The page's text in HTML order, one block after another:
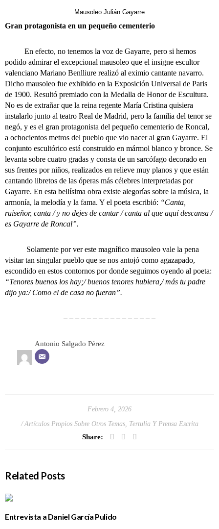
Mausoleo Julián Gayarre
Gran protagonista en un pequeño cementerio
En efecto, no tenemos la voz de Gayarre, pero si hemos
podido admirar el excepcional mausoleo que el insigne escultor
valenciano Mariano Benlliure realizó al eximio cantante navarro.
Dicho mausoleo fue exhibido en la Exposición Universal de Paris
de 1900. Resultó premiado con la Medalla de Honor de Escultura.
No es de extrañar que la reina regente María Cristina quisiera
instalarlo junto al teatro Real de Madrid, pero la familia del tenor se
negó, y es el gran protagonista del pequeño cementerio de Roncal,
a ochocientos metros del pueblo que vio nacer al gran Gayarre. El
conjunto escultórico está construido en mármol blanco y bronce. Se
levanta sobre cuatro gradas y consta de un sarcófago decorado en
sus frentes por niños, realizados en relieve muy planos y que están
cantando libretos de las óperas más célebres interpretadas por
Gayarre. En esta bellísima obra existe alegorías sobre la música, la
armonía, la melodía y la fama. Y el poeta escribió: “Canta,
ruiseñor, canta / y no dejes de cantar / canta al que aquí descansa /
es Gayarre de Roncal”.
Solamente por ver este magnífico mausoleo vale la pena
visitar tan singular pueblo que se nos antojó como agazapado,
escondido en estos contornos por donde seguimos oyendo al poeta:
“Tenores buenos los hay;/ buenos tenores hubiera,/ más tu padre
dijo ya:/ Como el de casa no fueran”.
– – – – – – – – – – – – – – – –
Antonio Salgado Pérez
Febrero 4, 2026
Artículos Propios Sobre Otros Temas, Tertulia Y Prensa Escrita
Share:
Related Posts
Entrevista a Daniel García Pulido